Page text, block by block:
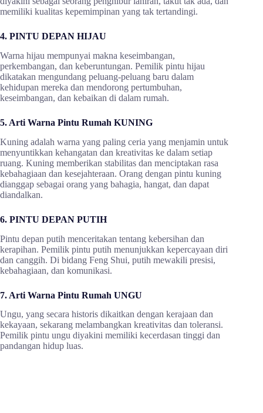
memiliki kualitas kepemimpinan yang tak tertandingi.
4. PINTU DEPAN HIJAU
Warna hijau mempunyai makna keseimbangan,
perkembangan, dan keberuntungan. Pemilik pintu hijau
dikatakan mengundang peluang-peluang baru dalam
kehidupan mereka dan mendorong pertumbuhan,
keseimbangan, dan kebaikan di dalam rumah.
5. Arti Warna Pintu Rumah KUNING
Kuning adalah warna yang paling ceria yang menjamin untuk
menyuntikkan kehangatan dan kreativitas ke dalam setiap
ruang. Kuning memberikan stabilitas dan menciptakan rasa
kebahagiaan dan kesejahteraan. Orang dengan pintu kuning
dianggap sebagai orang yang bahagia, hangat, dan dapat
diandalkan.
6. PINTU DEPAN PUTIH
Pintu depan putih menceritakan tentang kebersihan dan
kerapihan. Pemilik pintu putih menunjukkan kepercayaan diri
dan canggih. Di bidang Feng Shui, putih mewakili presisi,
kebahagiaan, dan komunikasi.
7. Arti Warna Pintu Rumah UNGU
Ungu, yang secara historis dikaitkan dengan kerajaan dan
kekayaan, sekarang melambangkan kreativitas dan toleransi.
Pemilik pintu ungu diyakini memiliki kecerdasan tinggi dan
pandangan hidup luas.